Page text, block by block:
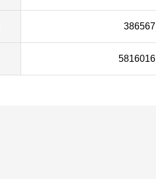
386567
5816016